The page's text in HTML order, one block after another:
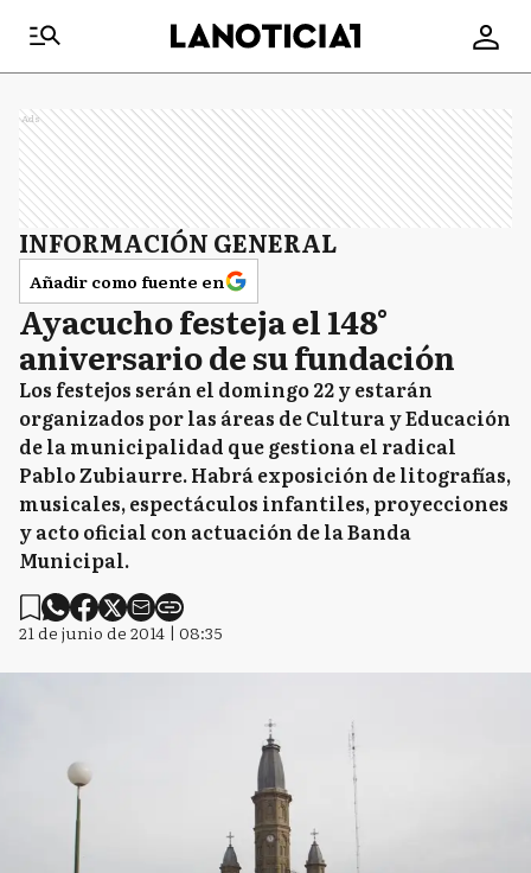
Ads
INFORMACIÓN GENERAL
Añadir como fuente en
Ayacucho festeja el 148°
aniversario de su fundación
Los festejos serán el domingo 22 y estarán
organizados por las áreas de Cultura y Educación
de la municipalidad que gestiona el radical
Pablo Zubiaurre. Habrá exposición de litografías,
musicales, espectáculos infantiles, proyecciones
y acto oficial con actuación de la Banda
Municipal.
21 de junio de 2014 | 08:35